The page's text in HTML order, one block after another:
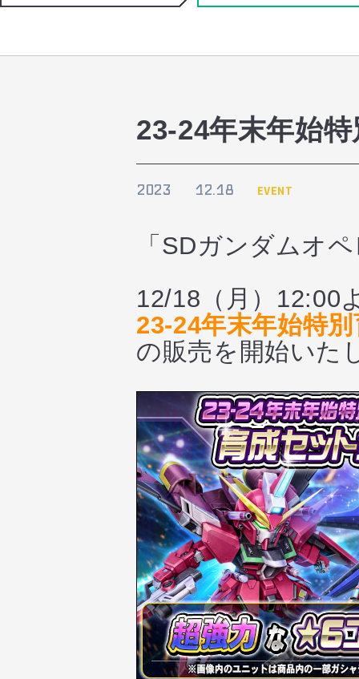
23-24年末年始
2023 12.18 EVENT
「SDガンダムオ
12/18（月）12:00
23-24年末年始特
の販売を開始いた